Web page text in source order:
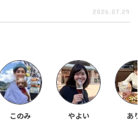
2026.07.29
このみ やよい あ